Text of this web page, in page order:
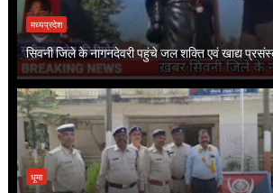
मध्यप्रदेश
सिवनी जिले के नागनदेवरी पहुंचे जल शक्ति एवं खाद्य
धूमा